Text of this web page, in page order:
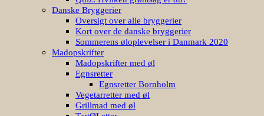
Danske Bryggerier
Oversigt over alle bryggerier
Kort over de danske bryggerier
Sommerens øloplevelser i Danmark 2020
Madopskrifter
Madopskrifter med øl
Egnsretter
Egnsretter Bornholm
Vegetarretter med øl
Grillmad med øl